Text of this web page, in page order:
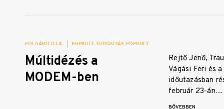
POLGÁRI LILLA POPKULT TUDÓSÍTÁS POPKULT
Múltidézés a
MODEM-ben
Rejtő Jenő,
Vágási Feri és
időutazásban
február 23-án…
BŐVEBBEN